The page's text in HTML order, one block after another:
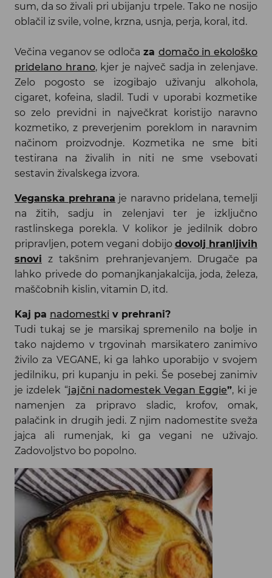
sum, da so živali pri ubijanju trpele. Tako ne nosijo
oblačil iz svile, volne, krzna, usnja, perja, koral, itd.
Večina veganov se odloča za domačo in ekološko
pridelano hrano, kjer je največ sadja in zelenjave.
Zelo pogosto se izogibajo uživanju alkohola,
cigaret, kofeina, sladil. Tudi v uporabi kozmetike
so zelo previdni in največkrat koristijo naravno
kozmetiko, z preverjenim poreklom in naravnim
načinom proizvodnje. Kozmetika ne sme biti
testirana na živalih in niti ne sme vsebovati
sestavin živalskega izvora.
Veganska prehrana je naravno pridelana, temelji
na žitih, sadju in zelenjavi ter je izključno
rastlinskega porekla. V kolikor je jedilnik dobro
pripravljen, potem vegani dobijo dovolj hranljivih
snovi z takšnim prehranjevanjem. Drugače pa
lahko privede do pomanjkanjakalcija, joda, železa,
maščobnih kislin, vitamin D, itd.
Kaj pa nadomestki v prehrani?
Tudi tukaj se je marsikaj spremenilo na bolje in
tako najdemo v trgovinah marsikatero zanimivo
živilo za VEGANE, ki ga lahko uporabijo v svojem
jedilniku, pri kupanju in peki. Še posebej zanimiv
je izdelek “jajčni nadomestek Vegan Eggie”, ki je
namenjen za pripravo sladic, krofov, omak,
palačink in drugih jedi. Z njim nadomestite sveža
jajca ali rumenjak, ki ga vegani ne uživajo.
Zadovoljstvo bo popolno.